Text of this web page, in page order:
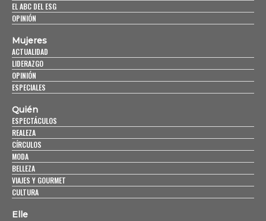
EL ABC DEL ESG
OPINIÓN
Mujeres
ACTUALIDAD
LIDERAZGO
OPINIÓN
ESPECIALES
Quién
ESPECTÁCULOS
REALEZA
CÍRCULOS
MODA
BELLEZA
VIAJES Y GOURMET
CULTURA
Elle